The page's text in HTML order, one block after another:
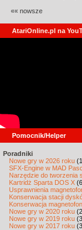
«« nowsze
AtariOnline.pl na
Pomocnik/Helper
Poradniki
Nowe gry w 2026 roku
SFX-Engine w MAD
Narzędzie do tworzenia
Kartridż Sparta DOS X
Usprawnienia
Konserwacja stacji
Konserwacja
Nowe gry w 2020 roku
Nowe gry w 2019 roku
Nowe gry w 2017 roku